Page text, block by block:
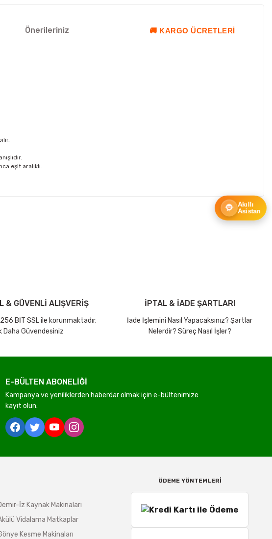
Önerileriniz 🚚 KARGO ÜCRETLERI
eşit aralıklı.
& GÜVENLİ ALIŞVERİŞ
BİT SSL ile korunmaktadır.
Daha Güvendesiniz
İPTAL & İADE ŞARTLARI
İade İşlemini Nasıl Yapacaksınız? Şartlar
Nelerdir? Süreç Nasıl İşler?
E-BÜLTEN ABONELİĞİ
Kampanya ve yeniliklerden haberdar olmak için e-bültenimize
kayıt olun.
İz Kaynak Makinaları
Vidalama Matkaplar
Kesme Makinaları
ÖDEME YÖNTEMLERİ
Akıllı
Asistan